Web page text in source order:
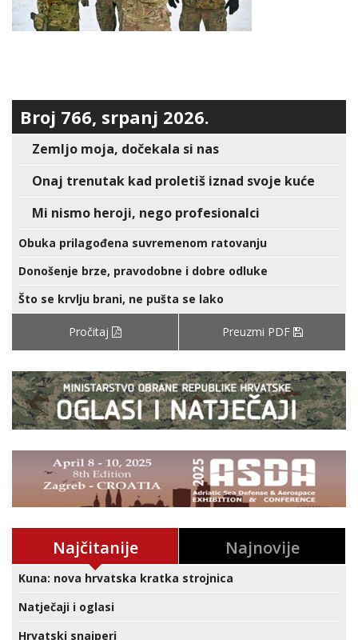
Broj 766, srpanj 2026.
Zemljo moja, dočekala si nas
Onaj trenutak kad proletiš iznad svoje kuće
Mi nismo heroji, nego profesionalci
Obuka prilagođena suvremenom ratovanju
Donošenje brze, pravodobne i dobre odluke
Što se krvlju brani, ne pušta se lako
Pročitaj Preuzmi PDF
Najčitanije Najnovije
Kuna: nova hrvatska kratka strojnica
Natječaji i oglasi
Hrvatski snajperi